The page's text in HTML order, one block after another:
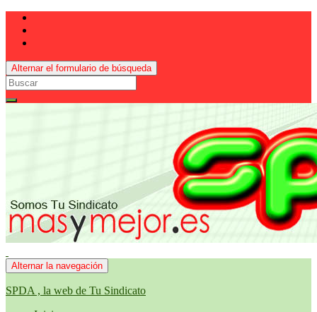
Alternar el formulario de búsqueda
Search
for:
Alternar la navegación
SPDA , la web de Tu Sindicato